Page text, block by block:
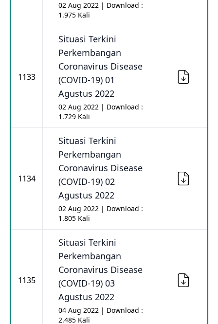
02 Aug 2022 | Download :
1.975 Kali
1133
Situasi Terkini
Perkembangan
Coronavirus Disease
(COVID-19) 01
Agustus 2022
02 Aug 2022 | Download :
1.729 Kali
1134
Situasi Terkini
Perkembangan
Coronavirus Disease
(COVID-19) 02
Agustus 2022
02 Aug 2022 | Download :
1.805 Kali
1135
Situasi Terkini
Perkembangan
Coronavirus Disease
(COVID-19) 03
Agustus 2022
04 Aug 2022 | Download :
2.485 Kali